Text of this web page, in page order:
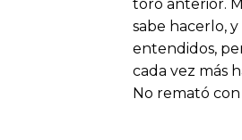
toro anterior.
sabe hacerlo,
entendidos,
cada vez más
No remató